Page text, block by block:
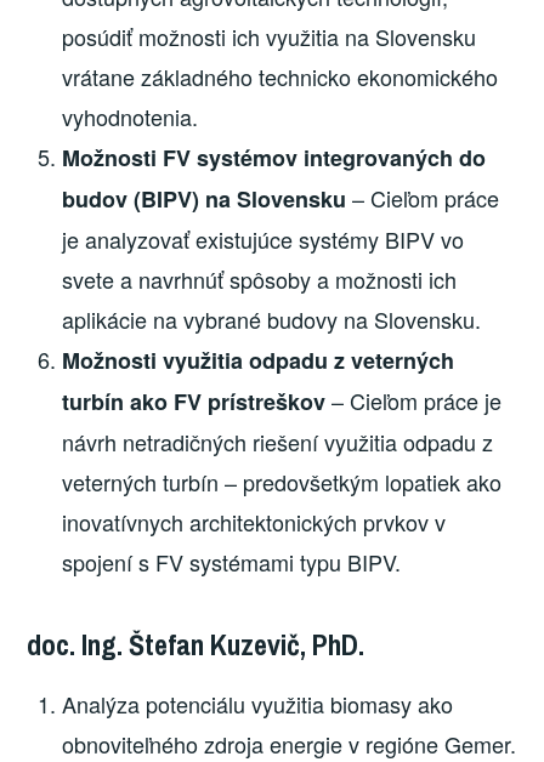
posúdiť možnosti ich využitia na Slovensku
vrátane základného technicko ekonomického
vyhodnotenia.
Možnosti FV systémov integrovaných do
budov (BIPV) na Slovensku – Cieľom práce
je analyzovať existujúce systémy BIPV vo
svete a navrhnúť spôsoby a možnosti ich
aplikácie na vybrané budovy na Slovensku.
Možnosti využitia odpadu z veterných
turbín ako FV prístreškov– Cieľom práce je
návrh netradičných riešení využitia odpadu z
veterných turbín – predovšetkým lopatiek ako
inovatívnych architektonických prvkov v
spojení s FV systémami typu BIPV.
doc. Ing. Štefan Kuzevič, PhD.
Analýza potenciálu využitia biomasy ako
obnoviteľného zdroja energie v regióne Gemer.